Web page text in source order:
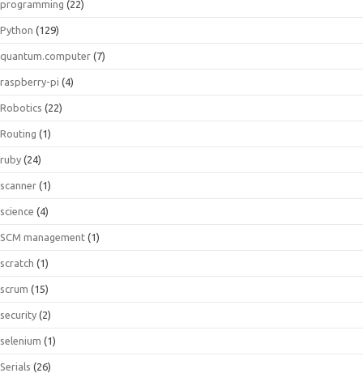
programming (22)
Python (129)
quantum.computer (7)
raspberry-pi (4)
Robotics (22)
Routing (1)
ruby (24)
scanner (1)
science (4)
SCM management (1)
scratch (1)
scrum (15)
security (2)
selenium (1)
Serials (26)